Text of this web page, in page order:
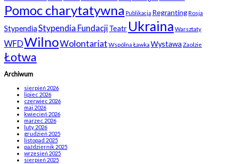
Pomoc charytatywna Publikacja RegrantingRosja
StypendiaStypendia FundacjiTeatr Ukraina Warsztaty
WFDWilnoWolontariat Wspólna Ławka Wystawa Zaolzie
Łotwa
Archiwum
sierpień 2026
lipiec 2026
czerwiec 2026
maj 2026
kwiecień 2026
marzec 2026
luty 2026
grudzień 2025
listopad 2025
październik 2025
wrzesień 2025
sierpień 2025